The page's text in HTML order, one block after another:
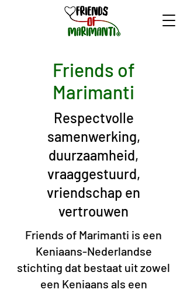
Friends of
Marimanti
Respectvolle
samenwerking,
duurzaamheid,
vraaggestuurd,
vriendschap en
vertrouwen
Friends of Marimanti is een
Keniaans-Nederlandse
stichting dat bestaat uit zowel
een Keniaans als een